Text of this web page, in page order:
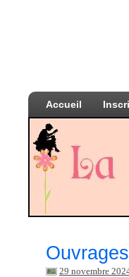
Accueil
29 novembre